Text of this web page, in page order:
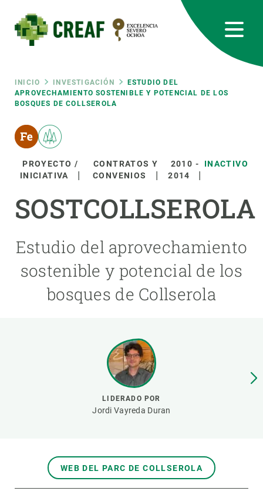
contenido
principal
Ruta
de
navegación
INICIO INVESTIGACIÓN
ESTUDIO DEL
APROVECHAMIENTO SOSTENIBLE Y POTENCIAL DE LOS
BOSQUES DE COLLSEROLA
PROYECTO /
INICIATIVA
CONTRATOS Y
CONVENIOS
2010 -
2014
INACTIVO
SOSTCOLLSEROLA
Estudio del aprovechamiento
sostenible y potencial de los
bosques de Collserola
LIDERADO POR
Jordi Vayreda Duran
WEB DEL PARC DE COLLSEROLA
RRSS
Featured
responsive
Responsive
menu
SOBRE NOSOTROS
INVESTIGACIÓN
ÚNETE A NOSOTROS
PARTICIPA